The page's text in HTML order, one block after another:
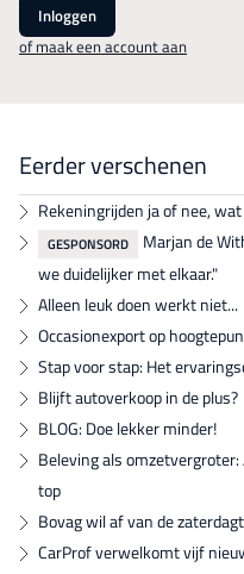
Inloggen
of maak een account aan
Eerder verschenen
Rekeningrijden ja of nee,
GESPONSORD
Marjan de
we duidelijker met elkaar."
Alleen leuk doen werkt niet...
Occasionexport op
Stap voor stap: Het
Blijft autoverkoop in de plus?
BLOG: Doe lekker minder!
Beleving als
top
Bovag wil af van de
CarProf verwelkomt vijf